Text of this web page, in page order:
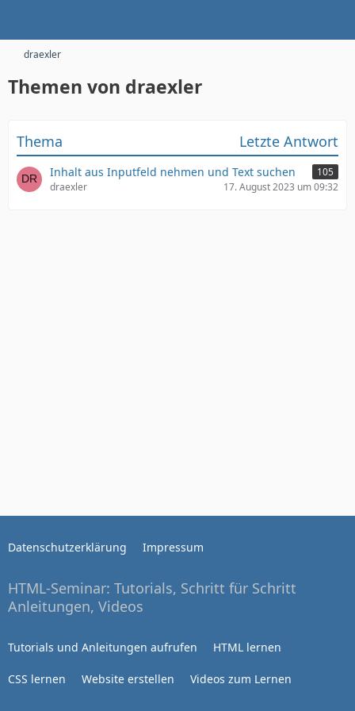
draexler
Themen von draexler
Thema Letzte Antwort
Inhalt aus Inputfeld nehmen und Text suchen
105
draexler
17. August 2023 um 09:32
Datenschutzerklärung Impressum
HTML-Seminar: Tutorials, Schritt für Schritt
Anleitungen, Videos
Tutorials und Anleitungen aufrufen HTML lernen
CSS lernen Website erstellen Videos zum Lernen